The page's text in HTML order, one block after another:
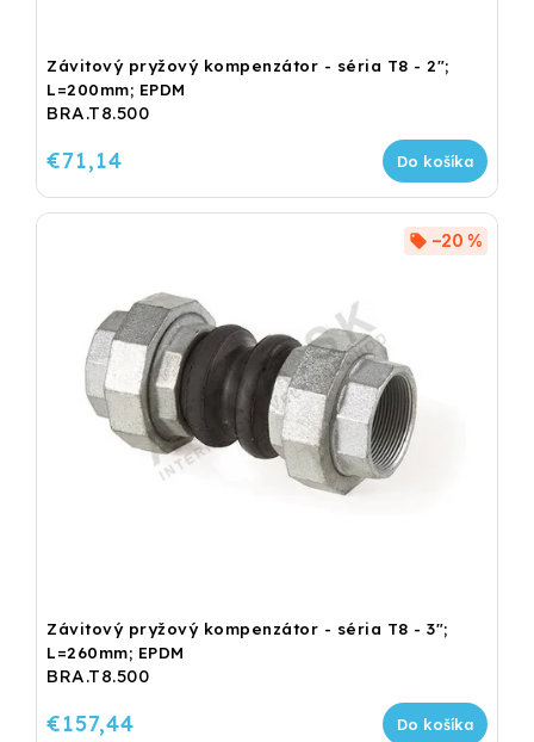
Závitový pryžový kompenzátor - séria T8 - 2";
L=200mm; EPDM
BRA.T8.500
€71,14 Do košíka
Závitový pryžový kompenzátor - séria T8 - 3";
L=260mm; EPDM
BRA.T8.500
–20 %
€157,44 Do košíka